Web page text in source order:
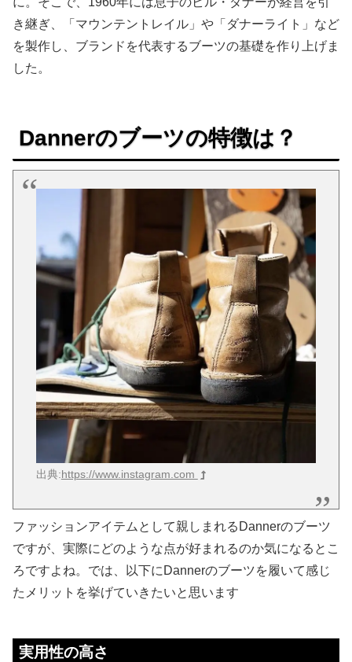
き継ぎ、「マウンテントレイル」や「ダナーライト」など
を製作し、ブランドを代表するブーツの基礎を作り上げま
した。
Dannerのブーツの特徴は？
出典:https://www.instagram.com
ファッションアイテムとして親しまれるDannerのブーツ
ですが、実際にどのような点が好まれるのか気になるとこ
ろですよね。では、以下にDannerのブーツを履いて感じ
たメリットを挙げていきたいと思います
実用性の高さ